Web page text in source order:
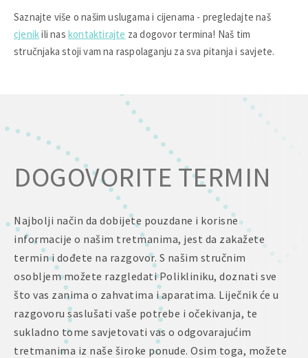
Saznajte više o našim uslugama i cijenama - pregledajte naš
cjenikili naskontaktirajte za dogovor termina! Naš tim
stručnjaka stoji vam na raspolaganju za sva pitanja i savjete.
DOGOVORITE TERMIN
Najbolji način da dobijete pouzdane i korisne
informacije o našim tretmanima, jest da zakažete
termin i dođete na razgovor. S našim stručnim
osobljem možete razgledati Polikliniku, doznati sve
što vas zanima o zahvatima i aparatima. Liječnik će u
razgovoru saslušati vaše potrebe i očekivanja, te
sukladno tome savjetovati vas o odgovarajućim
tretmanima iz naše široke ponude. Osim toga, možete